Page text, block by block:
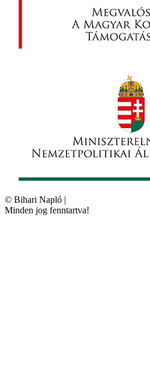
© Bihari Napló |
Minden jog fenntartva!